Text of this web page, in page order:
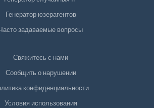
Генератор юзерагентов
задаваемые вопросы
Свяжитесь с нами
Сообщить о нарушении
конфиденциальности
Условия использования